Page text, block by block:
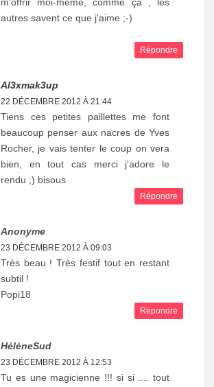
m'offrir moi-même, comme çà , les
autres savent ce que j'aime ;-)
Répondre
Al3xmak3up
22 DÉCEMBRE 2012 À 21:44
Tiens ces petites paillettes me font
beaucoup penser aux nacres de Yves
Rocher, je vais tenter le coup on vera
bien, en tout cas merci j'adore le
rendu ;) bisous
Répondre
Anonyme
23 DÉCEMBRE 2012 À 09:03
Très beau ! Très festif tout en restant
subtil !
Popi18
Répondre
HélèneSud
23 DÉCEMBRE 2012 À 12:53
Tu es une magicienne !!! si si .... tout